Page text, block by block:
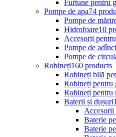
Furtune pentru
Pompe de apa74
Pompe de
Hidrofoare10
Accesorii
Pompe de
Pompe de
Robineți160 products
Robineți bilă
Robineți pentru
Robineți pentru
Baterii și dușuri
Accesorii
Baterie
Baterie